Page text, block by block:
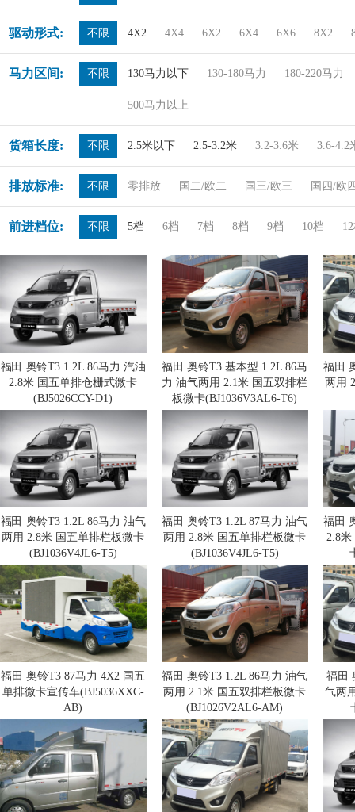
驱动形式: 不限 4X2 4X4 6X2 6X4 6X6 8X2
马力区间: 不限 130马力以下 130-180马力 180-220马力
500马力以上
货箱长度: 不限 2.5米以下 2.5-3.2米 3.2-3.6米 3.6-4.2
排放标准: 不限 零排放 国二/欧二 国三/欧三 国四/欧
前进档位: 不限 5档 6档 7档 8档 9档 10档
福田 奥铃T3 1.2L 86马力 汽油
2.8米 国五单排仓栅式微卡
(BJ5026CCY-D1)
福田 奥铃T3 基本型 1.2L 86马
力 油气两用 2.1米 国五双排栏
板微卡(BJ1036V3AL6-T6)
福田
两用
福田 奥铃T3 1.2L 86马力 油气
两用 2.8米 国五单排栏板微卡
(BJ1036V4JL6-T5)
福田 奥铃T3 1.2L 87马力 油气
两用 2.8米 国五单排栏板微卡
(BJ1036V4JL6-T5)
福田
2.8
福田 奥铃T3 87马力 4X2 国五
单排微卡宣传车(BJ5036XXC-
AB)
福田 奥铃T3 1.2L 86马力 油气
两用 2.1米 国五双排栏板微卡
(BJ1026V2AL6-AM)
福田
气两